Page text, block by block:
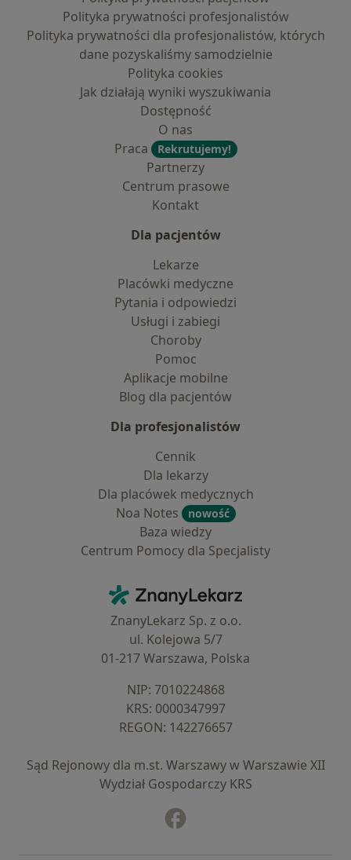
Polityka prywatności profesjonalistów
Polityka prywatności dla profesjonalistów, których
dane pozyskaliśmy samodzielnie
Polityka cookies
Jak działają wyniki wyszukiwania
Dostępność
O nas
Praca
Rekrutujemy!
Partnerzy
Centrum prasowe
Kontakt
Dla pacjentów
Lekarze
Placówki medyczne
Pytania i odpowiedzi
Usługi i zabiegi
Choroby
Pomoc
Aplikacje mobilne
Blog dla pacjentów
Dla profesjonalistów
Cennik
Dla lekarzy
Dla placówek medycznych
Noa Notes
nowość
Baza wiedzy
Centrum Pomocy dla Specjalisty
ZnanyLekarz - Strona główna
ZnanyLekarz Sp. z o.o.
ul. Kolejowa 5/7
01-217 Warszawa, Polska
NIP: ⁠7010224868
KRS: ⁠0000347997
REGON: ⁠142276657
Sąd Rejonowy dla m.st. Warszawy w Warszawie XII
Wydział Gospodarczy KRS